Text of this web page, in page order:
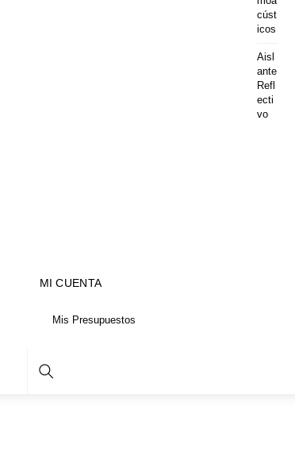
cúst
icos
Aisl
ante
Refl
ecti
vo
MI CUENTA
Mis Presupuestos